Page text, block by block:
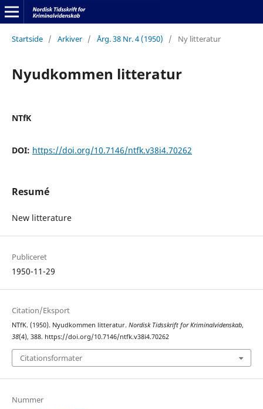
Startside / Arkiver / Årg. 38 Nr. 4 (1950) / Ny litteratur
Nyudkommen litteratur
NTfK
DOI: https://doi.org/10.7146/ntfk.v38i4.70262
Resumé
New litterature
Publiceret
1950-11-29
Citation/Eksport
NTfK. (1950). Nyudkommen litteratur. Nordisk Tidsskrift for Kriminalvidenskab,
38(4), 388. https://doi.org/10.7146/ntfk.v38i4.70262
Citationsformater
Nummer